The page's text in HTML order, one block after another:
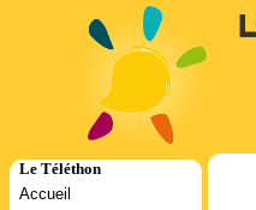
Le Téléthon
Accueil